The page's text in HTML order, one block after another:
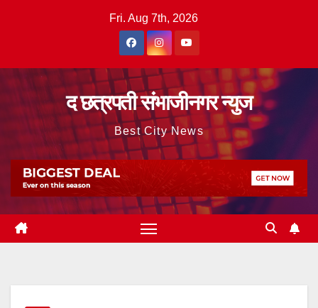
Fri. Aug 7th, 2026
द छत्रपती संभाजीनगर न्युज
Best City News